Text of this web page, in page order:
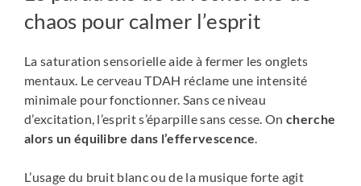
chaos pour calmer l’esprit
La saturation sensorielle aide à fermer les onglets
mentaux. Le cerveau TDAH réclame une intensité
minimale pour fonctionner. Sans ce niveau
d’excitation, l’esprit s’éparpille sans cesse. Oncherche
alors un équilibre dans l’effervescence.
L’usage du bruit blanc ou de la musique forte agit